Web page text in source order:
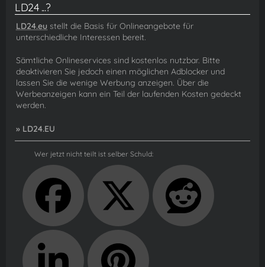
LD24 ...?
LD24.eu stellt die Basis für Onlineangebote für
unterschiedliche Interessen bereit.
Sämtliche Onlineservices sind kostenlos nutzbar. Bitte
deaktivieren Sie jedoch einen möglichen Adblocker und
lassen Sie die wenige Werbung anzeigen. Über die
Werbeanzeigen kann ein Teil der laufenden Kosten gedeckt
werden.
» LD24.EU
Wer jetzt nicht teilt ist selber Schuld: